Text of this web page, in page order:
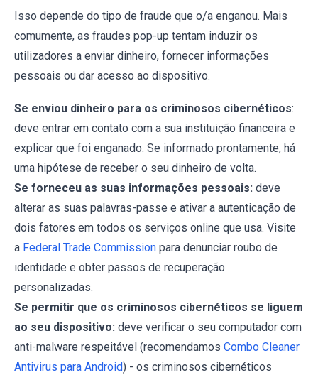
Isso depende do tipo de fraude que o/a enganou. Mais
comumente, as fraudes pop-up tentam induzir os
utilizadores a enviar dinheiro, fornecer informações
pessoais ou dar acesso ao dispositivo.
Se enviou dinheiro para os criminosos cibernéticos:
deve entrar em contato com a sua instituição financeira e
explicar que foi enganado. Se informado prontamente, há
uma hipótese de receber o seu dinheiro de volta.
Se forneceu as suas informações pessoais: deve
alterar as suas palavras-passe e ativar a autenticação de
dois fatores em todos os serviços online que usa. Visite
a Federal Trade Commission para denunciar roubo de
identidade e obter passos de recuperação
personalizadas.
Se permitir que os criminosos cibernéticos se liguem
ao seu dispositivo: deve verificar o seu computador com
anti-malware respeitável (recomendamos Combo Cleaner
Antivirus para Android) - os criminosos cibernéticos